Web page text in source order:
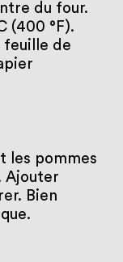
du four.
(400 °F).
feuille de
les pommes
Ajouter
Bien